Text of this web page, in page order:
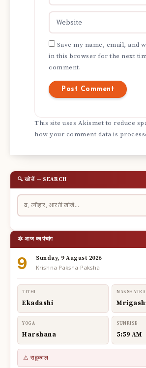
Save my name, email, and
in this browser for the next
comment.
This site uses Akismet to reduce
how your comment data is
🔍 खोजें — SEARCH
🔯 आज का पंचांग
9 Sunday, 9 August 2026
Krishna Paksha Paksha
TITHI
Ekadashi
NAKSHATRA
YOGA
Harshana
SUNRISE
5:59 AM
⚠ राहूकाल